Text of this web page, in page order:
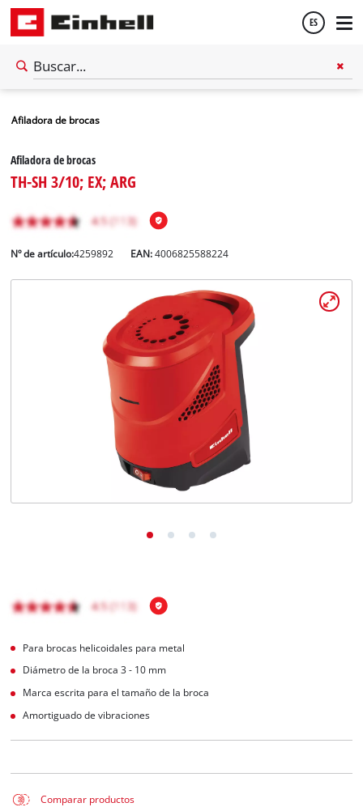
ES
Afiladora de brocas
Afiladora de brocas
TH-SH 3/10; EX; ARG
Nº de artículo:4259892 EAN:4006825588224
Para brocas helicoidales para metal
Diámetro de la broca 3 - 10 mm
Marca escrita para el tamaño de la broca
Amortiguado de vibraciones
Comparar productos